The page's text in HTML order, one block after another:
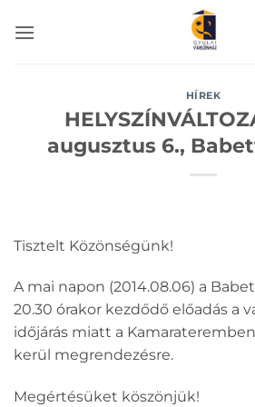
HÍREK
augusztus 6.,
Tisztelt Közönségünk!
A mai napon (2014.08.06) a
20.30 órakor kezdődő előadás a
időjárás miatt a Kamarateremben
kerül megrendezésre.
Megértésüket köszönjük!